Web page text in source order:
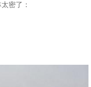
密了：